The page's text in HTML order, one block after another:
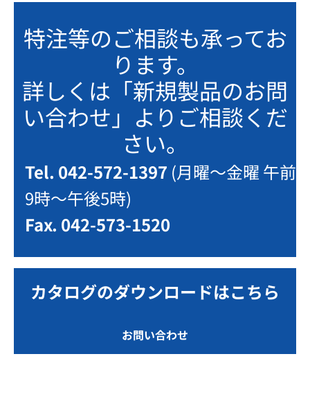
特注等のご相談も承ってお
ります。
詳しくは「新規製品のお問
い合わせ」よりご相談くだ
さい。
Tel. 042-572-1397 (月曜～金曜 午前
9時～午後5時)
Fax. 042-573-1520
カタログのダウンロードはこちら
お問い合わせ